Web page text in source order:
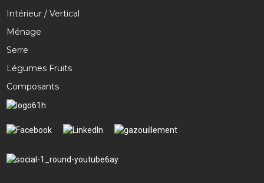
Intérieur / Vertical
Ménage
Serre
Légumes Fruits
Composants